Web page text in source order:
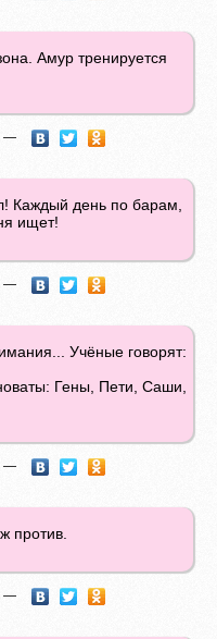
Амур тренируется
—
Каждый день по барам,
ищет!
—
Учёные говорят:
Гены, Пети, Саши,
—
против.
—